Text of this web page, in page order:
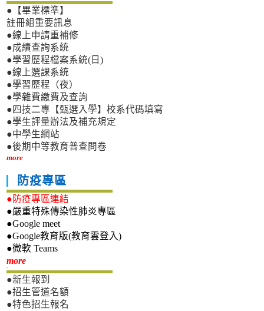
●【畢業標準】
註冊組重要訊息
●線上申請重補修
●成績查詢系統
●學習歷程檔案系統(日)
●線上選課系統
●學習歷程（夜）
●學雜費繳費及查詢
●四技二專【甄選入學】校系代碼填寫
●學生評量辦法及補充規定
●中學生網站
●後期中等教育普查問卷
more
防疫專區
●防疫專區連結
●嚴重特殊傳染性肺炎專區
●Google meet
●Google教育版(教育雲登入)
●微軟 Teams
more新生專區
●新生報到
●招生管道名額
●特色招生報名